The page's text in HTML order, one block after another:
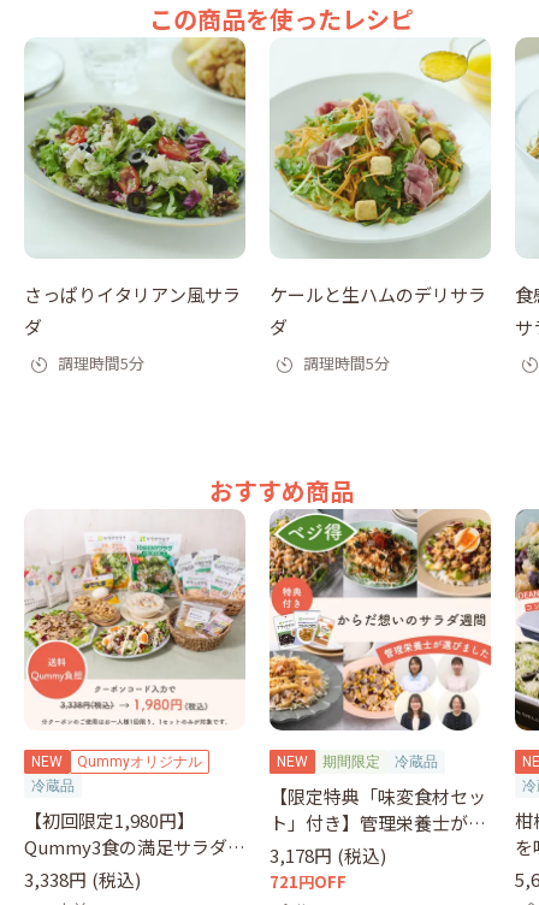
この商品を使ったレシピ
さっぱりイタリアン風サラ
ダ
調理時間5分
ケールと生ハムのデリサラ
ダ
調理時間5分
食
サ
おすすめ商品
NEW
Qummyオリジナル
冷蔵品
【初回限定1,980円】
Qummy3食の満足サラダセ
ット（クーポンコード：
otameshi）
3,338円 (税込)
NEW 期間限定 冷蔵品
【限定特典「味変食材セッ
ト」付き】管理栄養士が選
ぶサラダ
3,178円 (税込)
721円OFF
柑
を
&